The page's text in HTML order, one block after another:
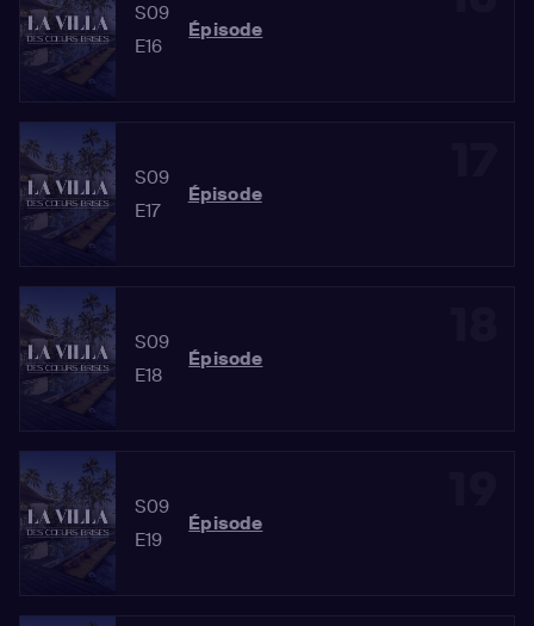
S09
E16
Épisode
S09
E17
Épisode
S09
E18
Épisode
S09
E19
Épisode